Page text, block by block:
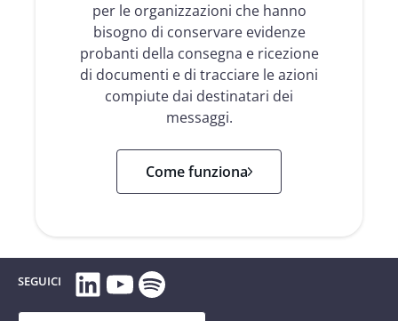
per le organizzazioni che hanno
bisogno di conservare evidenze
probanti della consegna e ricezione
di documenti e di tracciare le azioni
compiute dai destinatari dei
messaggi.
Come funziona
SEGUICI LinkedIn
YouTube
Spotify